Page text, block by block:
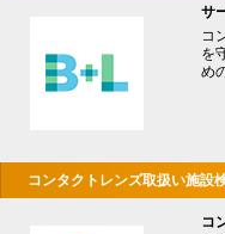
サ
コ
を
め
コンタクトレンズ取扱い施設
コ